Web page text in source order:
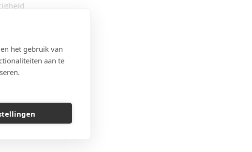
het gebruik van
aan te
weer
testen
bij